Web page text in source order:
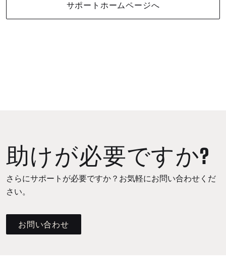
サポートホームページへ
助けが必要ですか?
さらにサポートが必要ですか？お気軽にお問い合わせくだ
さい。
お問い合わせ